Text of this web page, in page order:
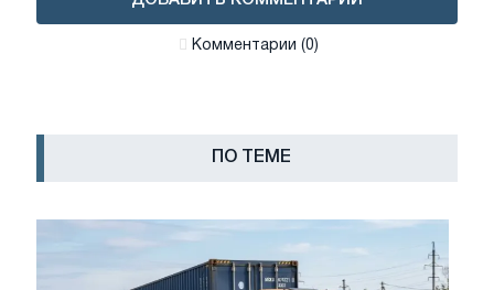
Комментарии (0)
ПО ТЕМЕ